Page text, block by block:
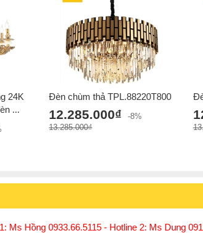
24K
...
Đèn chùm thả TPL.88220T800
12.285.000₫
-8%
13.285.000₫
Ms Hồng 0933.66.5115 - Hotline 2: Ms Dung